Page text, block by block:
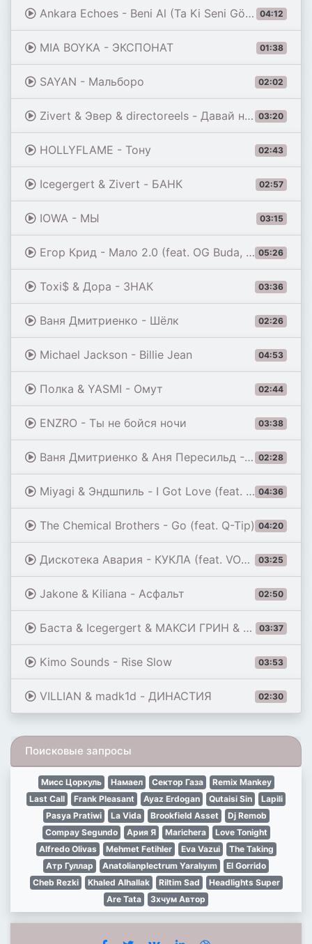
04:12
Ankara Echoes - Beni Al (Ta Ki Seni Görene Kadar) [Beni Al Afro House Remix]
01:38
MIA BOYKA - ЭКСПОНАТ
02:02
SAYAN - Мальборо
03:20
Zivert & Эвер & directoreels - Давай на самый верх
02:43
HOLLYFLAME - Тону
02:57
Icegergert & Zivert - БАНК
03:15
IOWA - МЫ
05:26
Егор Крид - Мало 2.0 (feat. OG Buda, Toxi$, Мэйби Бэйби, Baby Cute, Дора, madk1d & тёмный принц)
03:36
Toxi$ & Дора - ЗНАК
02:26
Ваня Дмитриенко - Шёлк
04:53
Michael Jackson - Billie Jean
02:44
Полка & YASMI - Омут
03:38
ENZRO - Ты не бойся ночи
02:28
Ваня Дмитриенко & Аня Пересильд - Силуэт (из к/ф «Алиса в Стране Чудес»)
04:36
Miyagi & Эндшпиль - I Got Love (feat. Рем Дигга)
04:20
The Chemical Brothers - Go (feat. Q-Tip)
03:25
Дискотека Авария - КУКЛА (feat. VONAMOUR) [Remix 2026]
02:50
Jakone & Kiliana - Асфальт
03:37
Баста & Icegergert & МАКСИ ГРИН & Onative - Возле дома твоего
03:53
Kimo Sounds - Rise Slow
02:30
VILLIAN & madk1d - ДИНАСТИЯ
Поисковые запросы
Мисс Цоркуль Намаел Сектор Газа
Remix Mankey
Last Call
Frank Pleasant Ayaz Erdogan Qutaisi Sin
Lapili
Pasya Pratiwi
La Vida Brookfield Asset
Dj Remob
Compay Segundo
Ария Я Marichera
Love Tonight
Alfredo Olivas
Mehmet Fetihler Eva Vazui
The Taking
Атр Гуллар
Anatolianplectrum Yaralıyım
El Gorrido
Cheb Rezki
Khaled Alhallak Riltim Sad
Headlights Super
Are Tata
Зхчум Автор